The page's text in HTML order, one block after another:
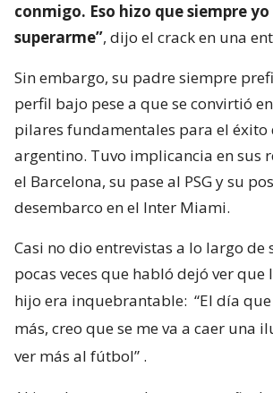
conmigo. Eso hizo que siempre
superarme”, dijo el crack en una
Sin embargo, su padre siempre
perfil bajo pese a que se convirtió
pilares fundamentales para el éxito
argentino. Tuvo implicancia en sus
el Barcelona, su pase al PSG y su
desembarco en el Inter Miami.
Casi no dio entrevistas a lo largo de
pocas veces que habló dejó ver que
hijo era inquebrantable: “El día
más, creo que se me va a caer una
ver más al fútbol” .